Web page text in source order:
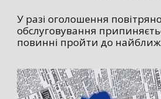
У разі оголошення
обслуговування
повинні пройти до